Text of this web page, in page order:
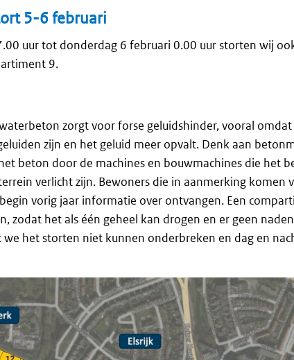
5-6 februari
uur tot donderdag 6 februari 0.00 uur storten wij
9.
zorgt voor forse geluidshinder, vooral
zijn en het geluid meer opvalt. Denk aan
beton door de machines en bouwmachines die het
verlicht zijn. Bewoners die in aanmerking komen
vorig jaar informatie over ontvangen. Een
zodat het als één geheel kan drogen en er geen
het storten niet kunnen onderbreken en dag en